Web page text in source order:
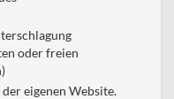
oder freien
eigenen Website.